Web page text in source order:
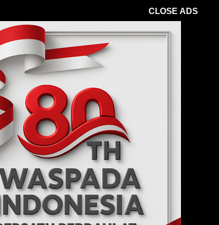
CLOSE ADS